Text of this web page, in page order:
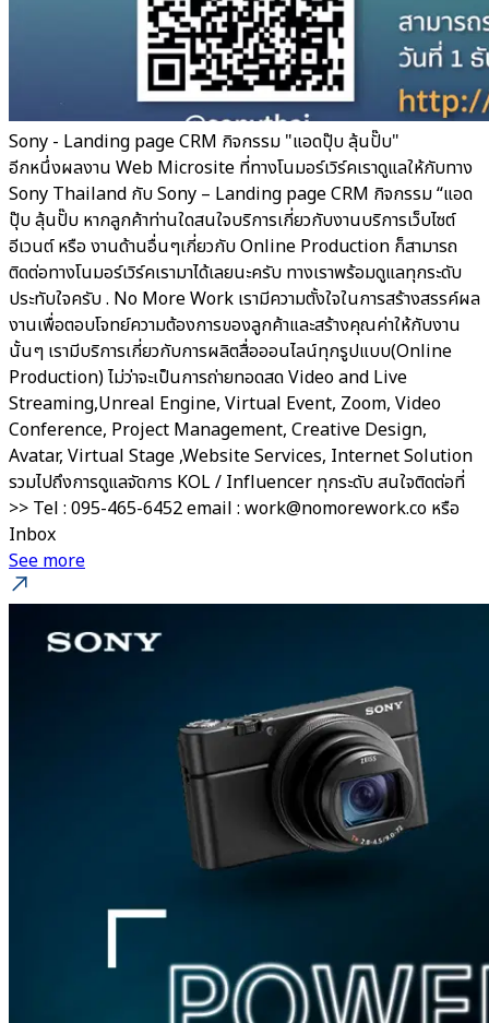
Sony - Landing page CRM กิจกรรม "แอดปุ๊บ ลุ้นปั๊บ"
อีกหนึ่งผลงาน Web Microsite ที่ทางโนมอร์เวิร์คเราดูแลให้กับทาง
Sony Thailand กับ Sony – Landing page CRM กิจกรรม “แอด
ปุ๊บ ลุ้นปั๊บ หากลูกค้าท่านใดสนใจบริการเกี่ยวกับงานบริการเว็บไซต์
อีเวนต์ หรือ งานด้านอื่นๆเกี่ยวกับ Online Production ก็สามารถ
ติดต่อทางโนมอร์เวิร์คเรามาได้เลยนะครับ ทางเราพร้อมดูแลทุกระดับ
ประทับใจครับ . No More Work เรามีความตั้งใจในการสร้างสรรค์ผล
งานเพื่อตอบโจทย์ความต้องการของลูกค้าและสร้างคุณค่าให้กับงาน
นั้นๆ เรามีบริการเกี่ยวกับการผลิตสื่อออนไลน์ทุกรูปแบบ(Online
Production) ไม่ว่าจะเป็นการถ่ายทอดสด Video and Live
Streaming,Unreal Engine, Virtual Event, Zoom, Video
Conference, Project Management, Creative Design,
Avatar, Virtual Stage ,Website Services, Internet Solution
รวมไปถึงการดูแลจัดการ KOL / Influencer ทุกระดับ สนใจติดต่อที่
>> Tel : 095-465-6452 email : work@nomorework.co หรือ
Inbox
See more